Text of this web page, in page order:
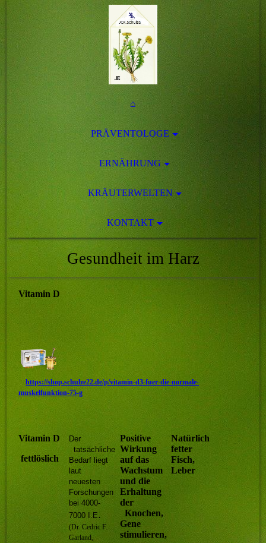
⌂
PRÄVENTOLOGE
ERNÄHRUNG
KRÄUTERWELTEN
KONTAKT
Gesundheit im Harz
Vitamin D
https://shop.schulze22.de/p/vitamin-d3-fuer-die-normale-
muskelfunktion-75-g
Vitamin D
fettlöslich
Der
tatsächliche
Bedarf liegt
laut
neuesten
Forschungen
bei 4000-
7000 I.E.
(Dr. Cedric F.
Garland,
Positive
Wirkung
auf das
Wachstum
und die
Erhaltung
der
Knochen,
Gene
stimulieren,
Natürlich
fetter
Fisch,
Leber